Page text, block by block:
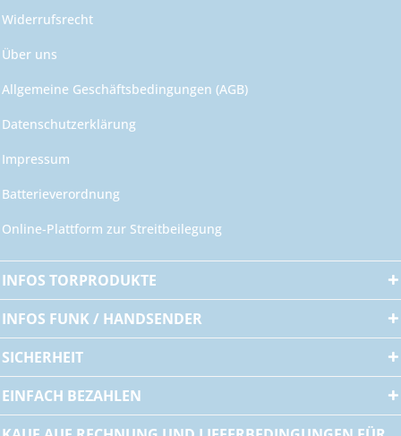
Widerrufsrecht
Über uns
Allgemeine Geschäftsbedingungen (AGB)
Datenschutzerklärung
Impressum
Batterieverordnung
Online-Plattform zur Streitbeilegung
INFOS TORPRODUKTE
INFOS FUNK / HANDSENDER
SICHERHEIT
EINFACH BEZAHLEN